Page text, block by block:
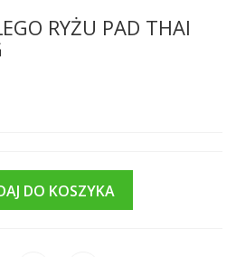
RYŻU PAD THAI
DO KOSZYKA